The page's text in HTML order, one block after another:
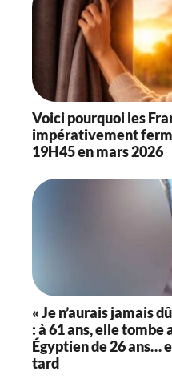
Voici pourquoi les
impérativement
19H45 en mars 2026
« Je n’aurais jamais
: à 61 ans, elle tombe
Égyptien de 26 ans…
tard